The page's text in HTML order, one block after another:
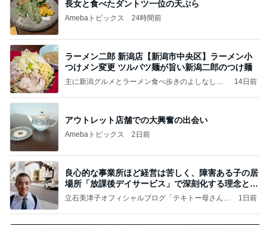
長女と食べたダントツ一位の天ぷら
Amebaトピックス 24時間前
ラーメン二郎 新潟店【新潟市中央区】ラーメン小
つけメン変更 ツルパツ麺が旨い新潟二郎のつけ麺
主に新潟グルメとラーメン食べ歩きのよしなしご
14日前
アウトレット店舗での大興奮の出会い
Amebaトピックス 2日前
良心的な事業所ほど経営は苦しく、障害ある子の居
場所「放課後デイサービス」で深刻化する理念と現
実の
立石美津子オフィシャルブログ「テキトー母さんの
1日前